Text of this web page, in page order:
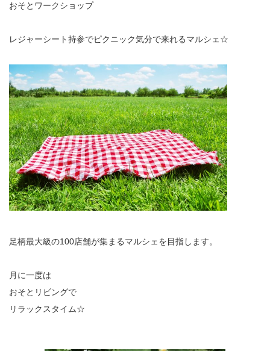
おそとワークショップ
レジャーシート持参でピクニック気分で来れるマルシェ☆
足柄最大級の100店舗が集まるマルシェを目指します。
月に一度は
おそとリビングで
リラックスタイム☆